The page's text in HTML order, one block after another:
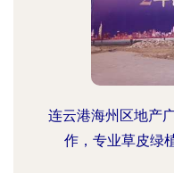
连云港海州区地产
作，专业草皮绿